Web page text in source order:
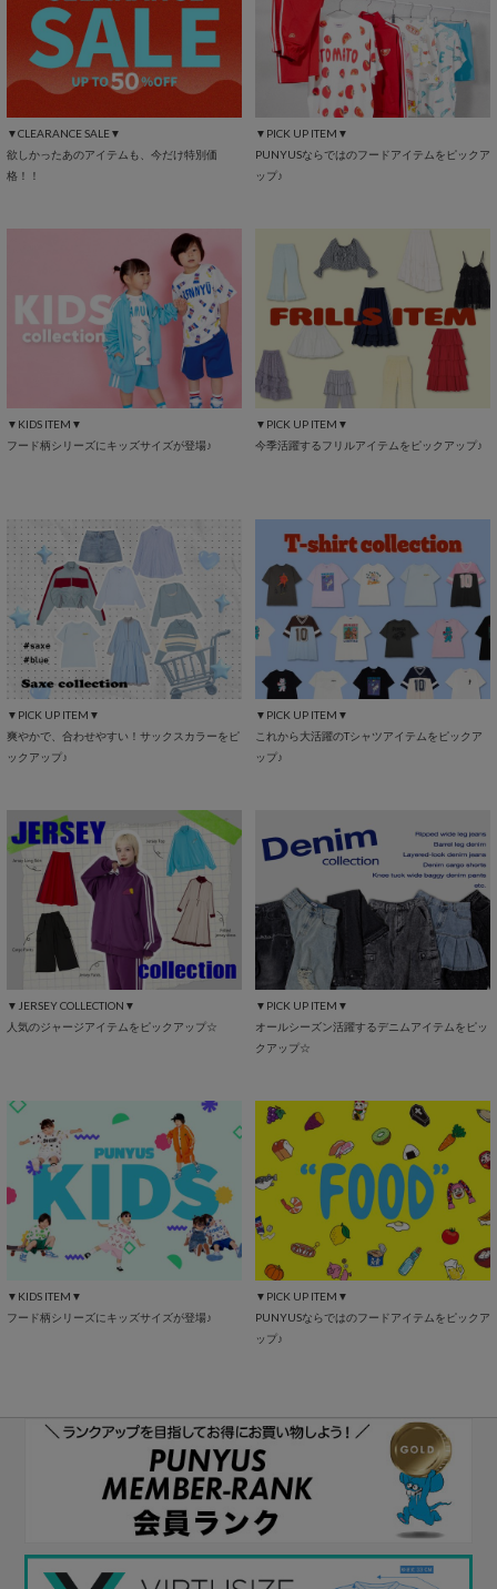
▼CLEARANCE SALE▼
欲しかったあのアイテムも、今だけ特別価
格！！
▼PICK UP ITEM▼
PUNYUSならではのフードアイテムをピックア
ップ♪
▼KIDS ITEM▼
フード柄シリーズにキッズサイズが登場♪
▼PICK UP ITEM▼
今季活躍するフリルアイテムをピックアップ♪
▼PICK UP ITEM▼
爽やかで、合わせやすい！サックスカラーをピ
ックアップ♪
▼PICK UP ITEM▼
これから大活躍のTシャツアイテムをピックア
ップ♪
▼JERSEY COLLECTION▼
人気のジャージアイテムをピックアップ☆
▼PICK UP ITEM▼
オールシーズン活躍するデニムアイテムをピッ
クアップ☆
▼KIDS ITEM▼
フード柄シリーズにキッズサイズが登場♪
▼PICK UP ITEM▼
PUNYUSならではのフードアイテムをピックア
ップ♪